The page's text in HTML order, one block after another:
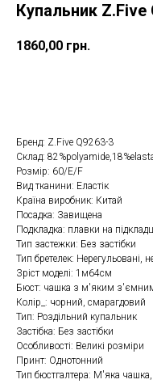
Купальник Z.Five
1860,00 грн.
Бренд: Z.Five Q9263-3
Склад:
Розмір: 60/E/F
Вид тканини: Еластік
Країна виробник: Китай
Посадка: Завищена
Подкладка: плавки на
Тип застежки: Без застібки
Тип бретелек: Нерегульовані,
Зріст моделі: 1м64см
Бюст: чашка з м'яким з'ємним
Колір_: чорний, смарагдовий
Тип: Роздільний купальник
Застібка: Без застібки
Особливості: Великі розміри
Принт: Однотонний
Тип бюстгалтера: М'яка чашка,